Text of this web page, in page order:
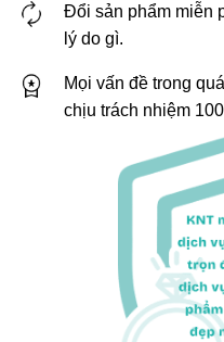
Đổi sản phẩm miễn
lý do gì.
Mọi vấn đề trong
chịu trách nhiệm